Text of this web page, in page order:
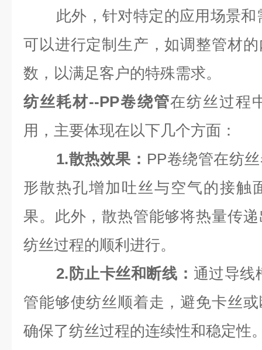
此外，针对特定的应用场景
可以进行定制生产，如调整管材
数，以满足客户的特殊需求‌。
纺丝耗材--PP卷绕管在纺丝过程
用，主要体现在以下几个方面‌：
‌1.散热效果‌： PP卷绕管在纺
形散热孔增加吐丝与空气的接触
果。此外，散热管能够将热量传
纺丝过程的顺利进行‌。
‌2.防止卡丝和断线‌： 通过导线
管能够使纺丝顺着走，避免卡丝
确保了纺丝过程的连续性和稳定性‌